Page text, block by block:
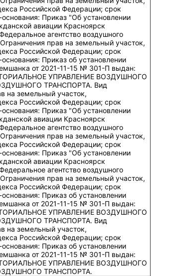
Российской Федерации; срок
Приказ "Об установлении
авиации Красноярск
агентство воздушного
прав на земельный участок,
Российской Федерации; срок
Приказ об установлении
от 2021-11-15 № 301-П выдан:
УПРАВЛЕНИЕ ВОЗДУШНОГО
ТРАНСПОРТА. Вид
на земельный участок,
Российской Федерации; срок
Приказ "Об установлении
авиации Красноярск
агентство воздушного
прав на земельный участок,
Российской Федерации; срок
Приказ "Об установлении
авиации Красноярск
агентство воздушного
прав на земельный участок,
Российской Федерации; срок
Приказ об установлении
от 2021-11-15 № 301-П выдан:
УПРАВЛЕНИЕ ВОЗДУШНОГО
ТРАНСПОРТА. Вид
на земельный участок,
Российской Федерации; срок
Приказ об установлении
от 2021-11-15 № 301-П выдан:
УПРАВЛЕНИЕ ВОЗДУШНОГО
ТРАНСПОРТА.